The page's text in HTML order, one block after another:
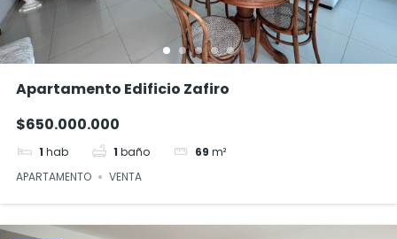
Apartamento Edificio Zafiro
$650.000.000
1 hab 1 baño 69 m²
APARTAMENTO
VENTA